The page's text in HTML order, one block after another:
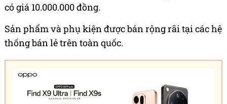
có giá 10.000.000 đồng.
Sản phẩm và phụ kiện được bán rộng rãi tại các hệ
thống bán lẻ trên toàn quốc.